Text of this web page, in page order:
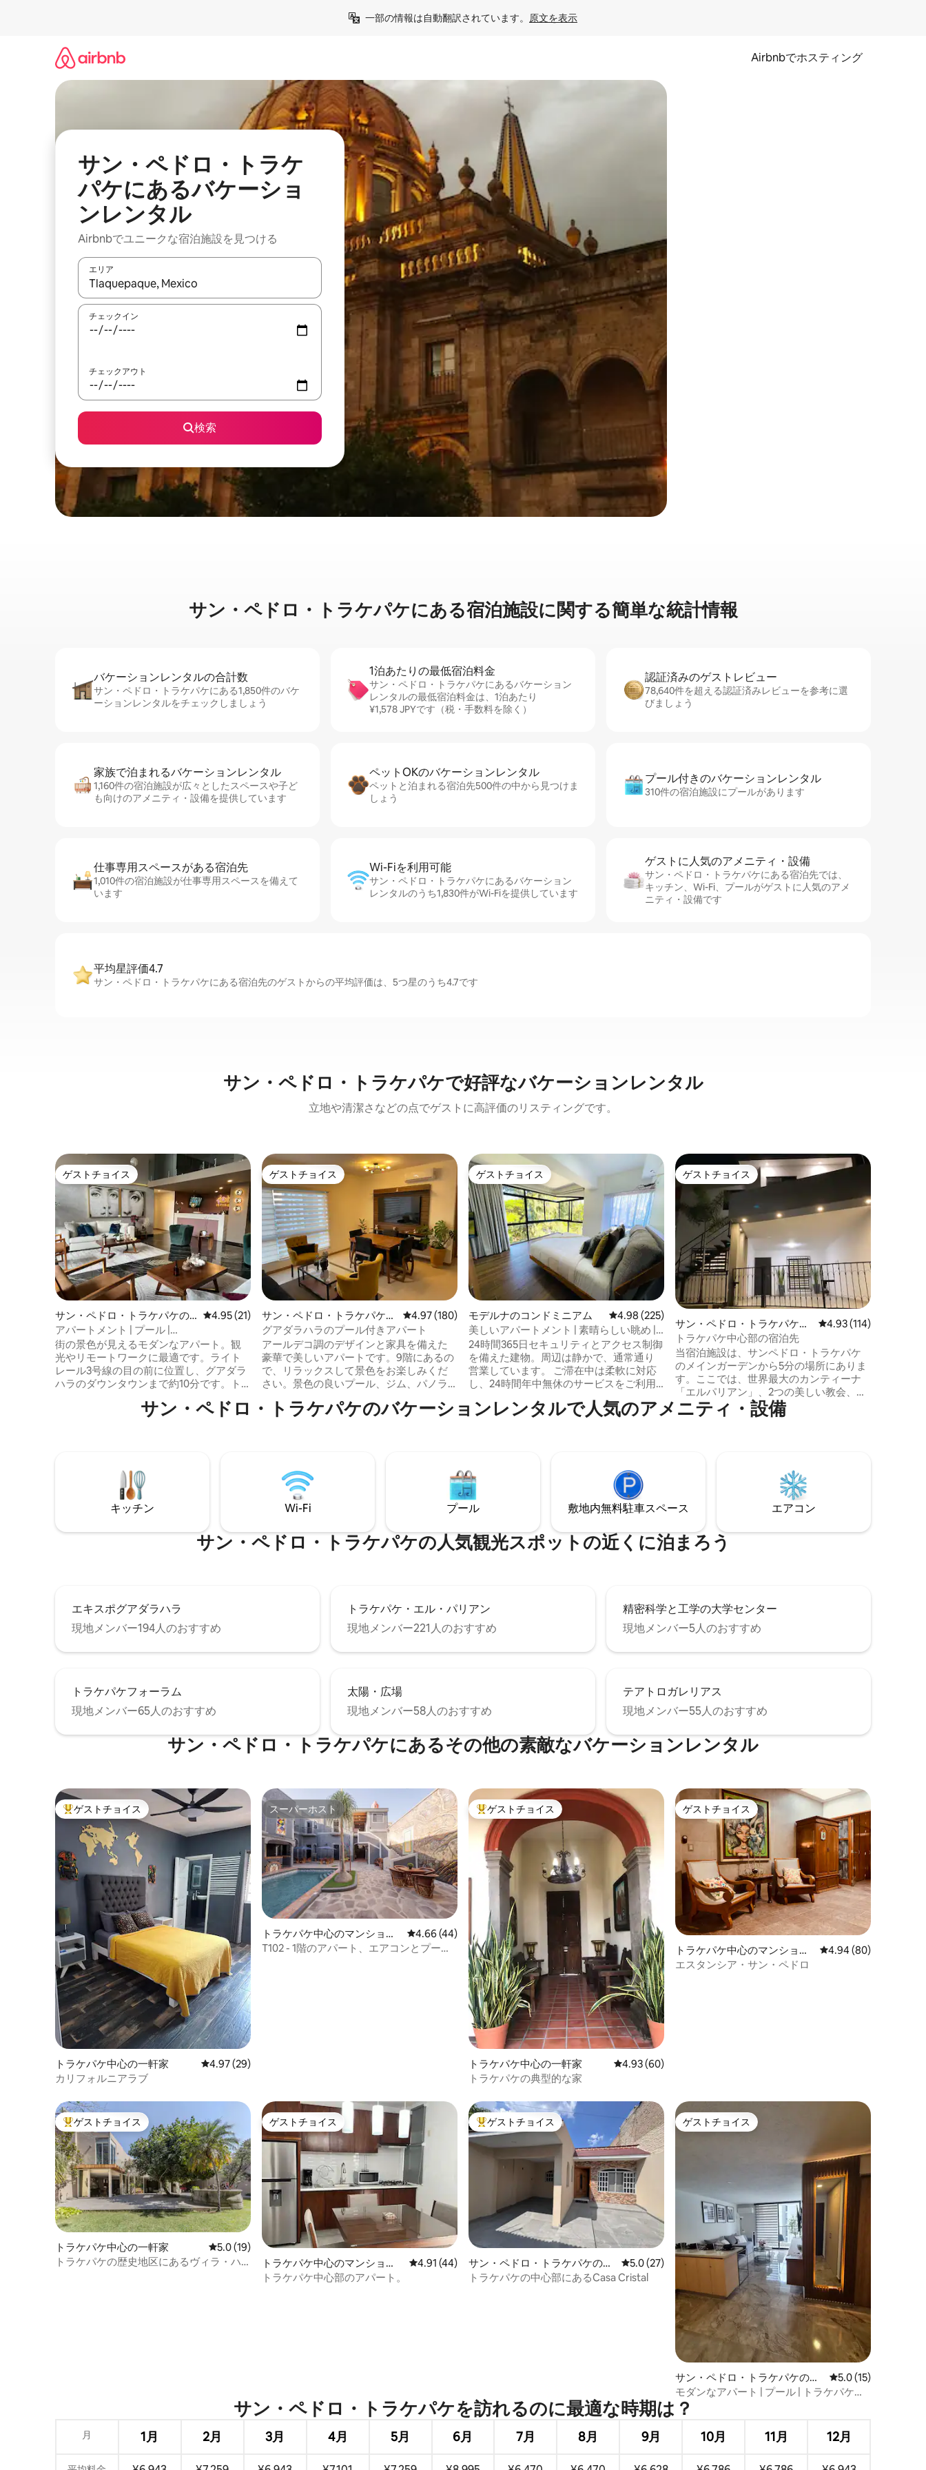
一部の情報は自動翻訳されています。 原文を表示
Airbnbでホスティング
サン・ペドロ・トラケ
パケにあるバケーショ
ンレンタル
Airbnbでユニークな宿泊施設を見つける
エリア
検索結果が表示されたら、上下の矢印キーを使って移動するか、画面をタッチまたはスワイプして検索結果を確認することができます。
チェックイン
チェックアウト
検索
サン・ペドロ・トラケパケに⁠あ⁠る宿⁠泊⁠施⁠設⁠に関⁠す⁠る簡⁠単⁠な統⁠計⁠情⁠報
バケーションレ⁠ン⁠タ⁠ル⁠の合⁠計⁠数
サン・ペドロ・トラケパケにある1,850件のバケ
ーションレンタルをチェックしましょう
1泊あたりの最⁠低⁠宿⁠泊⁠料⁠金
サン・ペドロ・トラケパケにあるバケーション
レンタルの最低宿泊料金は、1泊あたり
¥1,578 JPYです（税・手数料を除く）
認証済みのゲ⁠ス⁠ト⁠レ⁠ビ⁠ュ⁠ー
78,640件を超える認証済みレビューを参考に選
びましょう
家族で泊まれるバ⁠ケ⁠ー⁠シ⁠ョ⁠ンレ⁠ン⁠タ⁠ル
1,160件の宿泊施設が広々としたスペースや子ど
も向けのアメニティ・設備を提供しています
ペットOKのバ⁠ケ⁠ー⁠シ⁠ョ⁠ンレ⁠ン⁠タ⁠ル
ペットと泊まれる宿泊先500件の中から見つけま
しょう
プール付きのバ⁠ケ⁠ー⁠シ⁠ョ⁠ンレ⁠ン⁠タ⁠ル
310件の宿泊施設にプールがあります
仕事専用ス⁠ペ⁠ー⁠スがあ⁠る宿⁠泊⁠先
1,010件の宿泊施設が仕事専用スペースを備えて
います
Wi-Fiを利⁠用⁠可⁠能
サン・ペドロ・トラケパケにあるバケーション
レンタルのうち1,830件がWi-Fiを提供しています
ゲストに人⁠気⁠のア⁠メ⁠ニ⁠テ⁠ィ・設⁠備
サン・ペドロ・トラケパケにある宿泊先では、
キッチン、Wi-Fi、プールがゲストに人気のアメ
ニティ・設備です
平均星評価4.7
サン・ペドロ・トラケパケにある宿泊先のゲストからの平均評価は、5つ星のうち4.7です
サン・ペドロ・トラケパケで好評なバケーションレンタル
立地や清潔さなどの点でゲストに高評価のリスティングです。
ゲストチョイス
ゲストチョイス
サン・ペドロ・トラケパケの
マンション・アパート
レビュー21件、5つ星中4.95つ星の平均評価
4.95 (21)
アパートメント | プール |
Tlaquepaque/Parian駅の目の前
街の景色が見えるモダンなアパート。観
光やリモートワークに最適です。ライト
レール3号線の目の前に位置し、グアダラ
ハラのダウンタウンまで約10分です。ト
通機関で、エスタディオ・ハリスコ、エ
スタディオ・アクロン、アレナGDL、フ
ィエスタス・デ・オクトゥブレへ簡単に
アクセスできます。
ゲストチョイス
ゲストチョイス
サン・ペドロ・トラケパケの
マンション・アパート
レビュー180件、5つ星中4.97つ星の平均評価
4.97 (180)
グアダラハラのプール付きアパート
アールデコ調のデザインと家具を備えた
豪華で美しいアパートです。9階にあるの
で、リラックスして景色をお楽しみくだ
さい。景色の良いプール、ジム、パノラ
ーグリル、セキュリティ、エレベーター
き冷蔵庫があります。シャワー用タオル2
枚とプール用タオル2枚をご用意していま
す。寝室とリビングルームにエアコン。
ゲストチョイス
ゲストチョイス
モデルナのコンドミニアム レビュー225件、5つ星中4.98つ星の平均評価
4.98 (225)
美しいアパートメント | 素晴らしい眺め |
歴史地区
24時間365日セキュリティとアクセス制御
を備えた建物。周辺は静かで、通常通り
営業しています。 ご滞在中は柔軟に対応
し、24時間年中無休のサービスをご利用
時警備されている建物で、アグア・アズ
ます。 この建物は国家遺産の場所と見な
されており、現在も改装中です。
ゲストチョイス
ゲストチョイス
サン・ペドロ・トラケパケの
一軒家
レビュー114件、5つ
4.93 (114)
トラケパケ中心部の宿泊先
当宿泊施設は、サンペドロ・トラケパケ
のメインガーデンから5分の場所にありま
す。ここでは、世界最大のカンティーナ
「エルパリアン」、2つの美しい教会、絵
のように美しい市営市場、メインストリ
ートフアレス、美しいギャラリーがある
ルチャプルテペック、ボタネロ21）などが
あります。 空港から車で15分です。
サン・ペドロ・トラケパケのバケーションレンタルで人気のアメニティ・設備
キッチン Wi-Fi プール 敷地内無料駐⁠車ス⁠ペ⁠ー⁠ス エアコン
サン・ペドロ・トラケパケの人気観光スポットの近くに泊まろう
エキスポグアダラハラ
現地メンバー194人のおすすめ
トラケパケ・エル・パリアン
現地メンバー221人のおすすめ
精密科学と工学の大学センター
現地メンバー5人のおすすめ
トラケパケフォーラム
現地メンバー65人のおすすめ
太陽・広場
現地メンバー58人のおすすめ
テアトロガレリアス
現地メンバー55人のおすすめ
サン・ペドロ・トラケパケにあるその他の素敵なバケーションレンタル
大好評のゲストチョイスです。
ゲストチョイス
トラケパケ中心の一軒家 レビュー29件、5つ星中4.97つ星の平均評価
4.97 (29)
カリフォルニアラブ
スーパーホスト
スーパーホスト
トラケパケ中心のマンショ
ン・アパート
レビュー44件、5つ星中4.66つ星の平均評価
4.66 (44)
T102 - 1階のアパート、エアコンとプール
大好評のゲストチョイスです。
ゲストチョイス
トラケパケ中心の一軒家 レビュー60件、5つ星中4.93つ星の平均評価
4.93 (60)
トラケパケの典型的な家
ゲストチョイス
ゲストチョイス
トラケパケ中心のマンショ
ン・アパート
レビュー80件、5つ星
4.94 (80)
エスタンシア・サン・ペドロ
大好評のゲストチョイスです。
ゲストチョイス
トラケパケ中心の一軒家 レビュー19件、5つ星中5.0つ星の平均評価
5.0 (19)
トラケパケの歴史地区にあるヴィラ・ハ
ゲストチョイス
ゲストチョイス
トラケパケ中心のマンショ
ン・アパート
レビュー44件、5つ星中4.91つ星の平均評価
4.91 (44)
トラケパケ中心部のアパート。
大好評のゲストチョイスです。
ゲストチョイス
サン・ペドロ・トラケパケの一
軒家
レビュー27件、5つ星中5.0つ星の平均評価
5.0 (27)
トラケパケの中心部にあるCasa Cristal
ゲストチョイス
ゲストチョイス
サン・ペドロ・トラケパケのコ
ンドミニアム
レビュー15件、5つ
5.0 (15)
モダンなアパート | プール | トラケパケ線3
番線
サン・ペドロ・トラケパケを訪⁠れ⁠るの⁠に最⁠適⁠な時⁠期⁠は⁠？
月 1月 2月 3月 4月 5月 6月 7月 8月 9月 10月 11月 12月